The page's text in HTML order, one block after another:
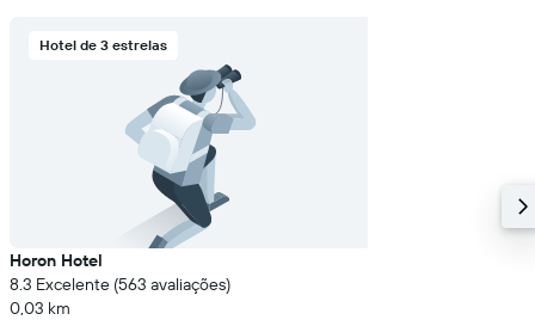
Hotel de 3 estrelas
Horon Hotel
8.3 Excelente (563 avaliações)
0,03 km